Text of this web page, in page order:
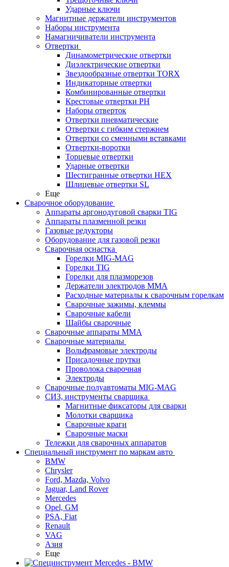
Ударные ключи
Магнитные держатели инструментов
Наборы инструмента
Намагничиватели инструмента
Отвертки
Динамометрические отвертки
Диэлектрические отвертки
Звездообразные отвертки TORX
Индикаторные отвертки
Комбинированные отвертки
Крестовые отвертки PH
Наборы отверток
Отвертки пневматические
Отвертки с гибким стержнем
Отвертки со сменными вставками
Отвертки-воротки
Торцевые отвертки
Ударные отвертки
Шестигранные отвертки HEX
Шлицевые отвертки SL
Еще
Сварочное оборудование
Аппараты аргонодуговой сварки TIG
Аппараты плазменной резки
Газовые редукторы
Оборудование для газовой резки
Сварочная оснастка
Горелки MIG-MAG
Горелки TIG
Горелки для плазморезов
Держатели электродов ММА
Расходные материалы к сварочным горелкам
Сварочные зажимы, клеммы
Сварочные кабели
Шайбы сварочные
Сварочные аппараты MMA
Сварочные материалы
Вольфрамовые электроды
Присадочные прутки
Проволока сварочная
Электроды
Сварочные полуавтоматы MIG-MAG
СИЗ, инструменты сварщика
Магнитные фиксаторы для сварки
Молотки сварщика
Сварочные краги
Сварочные маски
Тележки для сварочных аппаратов
Специальный инструмент по маркам авто
BMW
Chrysler
Ford, Mazda, Volvo
Jaguar, Land Rover
Mercedes
Opel, GM
PSA, Fiat
Renault
VAG
Азия
Еще